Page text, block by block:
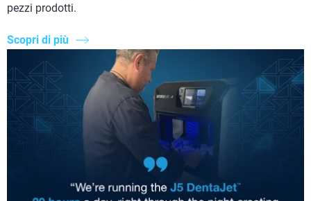
pezzi prodotti.
Scopri di più